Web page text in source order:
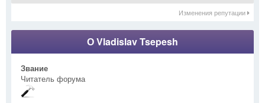
Изменения репутации
О Vladislav Tsepesh
Звание
Читатель форума